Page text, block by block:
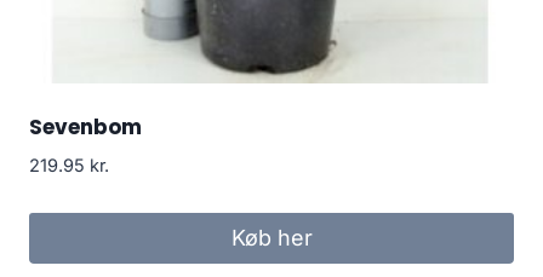
Sevenbom
219.95 kr.
Køb her